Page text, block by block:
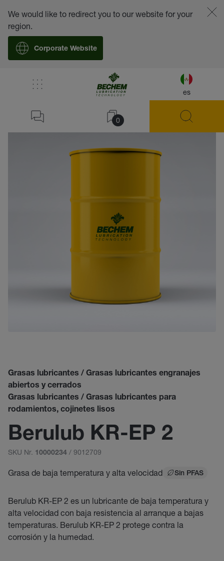
es
0
We would like to redirect you to our website for your
region.
Corporate Website
Grasas lubricantes / Grasas lubricantes engranajes
abiertos y cerrados
Grasas lubricantes / Grasas lubricantes para
rodamientos, cojinetes lisos
Berulub KR-EP 2
SKU Nr. 10000234 / 9012709
Grasa de baja temperatura y alta velocidad Sin PFAS
Berulub KR-EP 2 es un lubricante de baja temperatura y
alta velocidad con baja resistencia al arranque a bajas
temperaturas. Berulub KR-EP 2 protege contra la
corrosión y la humedad.